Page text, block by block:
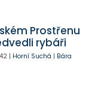
Prostřenu
rybáři
| Horní Suchá | Bára